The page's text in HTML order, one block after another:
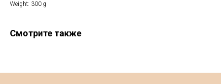
Weight: 300 g
Смотрите также